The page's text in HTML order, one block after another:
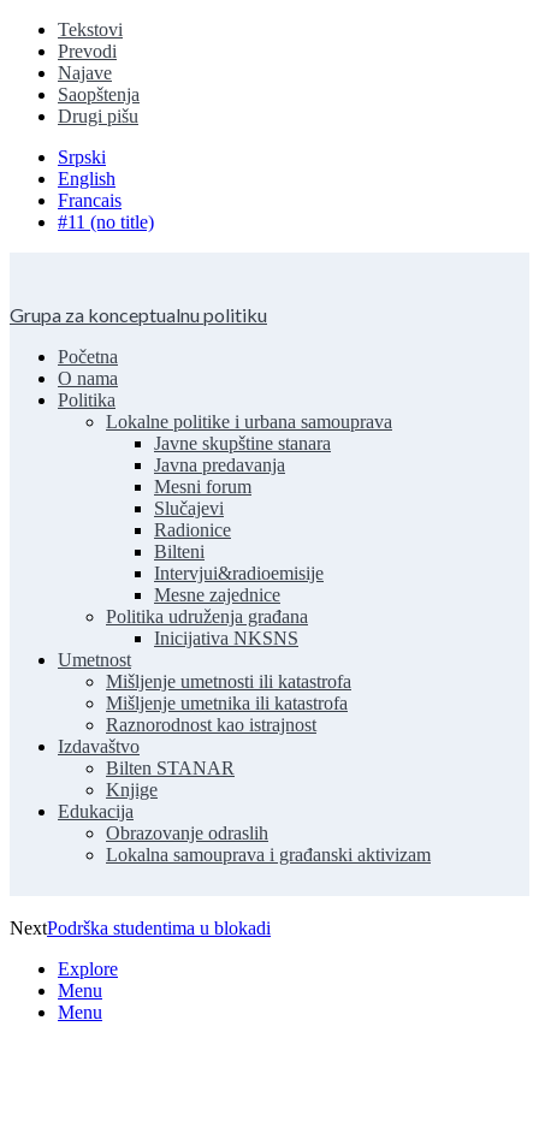
Tekstovi
Prevodi
Najave
Saopštenja
Drugi pišu
Srpski
English
Francais
#11 (no title)
Grupa za konceptualnu politiku
Početna
O nama
Politika
Lokalne politike i urbana samouprava
Javne skupštine stanara
Javna predavanja
Mesni forum
Slučajevi
Radionice
Bilteni
Intervjui&radioemisije
Mesne zajednice
Politika udruženja građana
Inicijativa NKSNS
Umetnost
Mišljenje umetnosti ili katastrofa
Mišljenje umetnika ili katastrofa
Raznorodnost kao istrajnost
Izdavaštvo
Bilten STANAR
Knjige
Edukacija
Obrazovanje odraslih
Lokalna samouprava i građanski aktivizam
NextPodrška studentima u blokadi
Explore
Menu
Menu